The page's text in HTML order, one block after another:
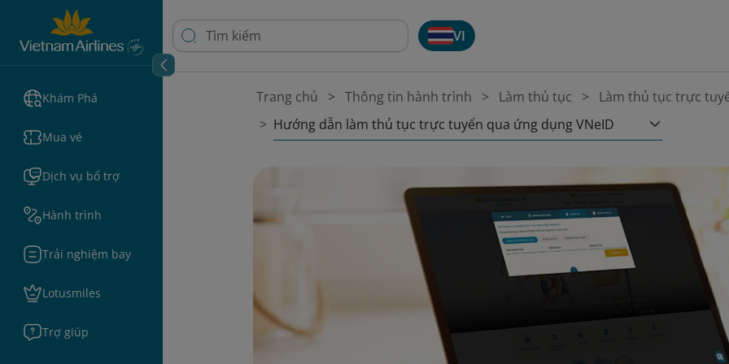
Khám Phá
Mua vé
Dịch vụ bổ trợ
Hành trình
Trải nghiệm bay
Lotusmiles
Trợ giúp
VI
Trang chủ Thông tin hành trình Làm thủ tục
Làm thủ tục trực
Hướng dẫn làm thủ tục trực tuyến qua ứng dụng VNeID